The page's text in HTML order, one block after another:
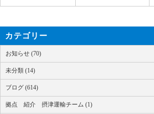
カテゴリー
お知らせ (70)
未分類 (14)
ブログ (614)
拠点 紹介 摂津運輸チーム (1)